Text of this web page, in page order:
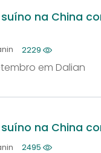
na China
2229
em Dalian
na China
2495